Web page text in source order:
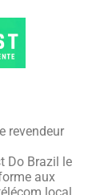
revendeur
Do Brazil
e
aux